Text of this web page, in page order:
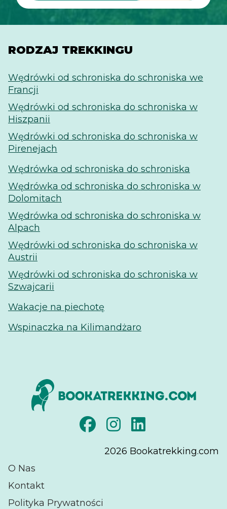
RODZAJ TREKKINGU
Wędrówki od schroniska do schroniska we
Francji
Wędrówki od schroniska do schroniska w
Hiszpanii
Wędrówki od schroniska do schroniska w
Pirenejach
Wędrówka od schroniska do schroniska
Wędrówka od schroniska do schroniska w
Dolomitach
Wędrówka od schroniska do schroniska w
Alpach
Wędrówki od schroniska do schroniska w
Austrii
Wędrówki od schroniska do schroniska w
Szwajcarii
Wakacje na piechotę
Wspinaczka na Kilimandżaro
2026 Bookatrekking.com
O Nas
Kontakt
Polityka Prywatności